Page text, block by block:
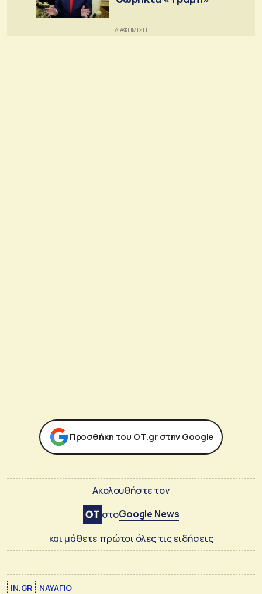
Προσθήκη του ΟΤ.gr στην Google
Ακολουθήστε τον
στοGoogle News
και μάθετε πρώτοι όλες τις ειδήσεις
IN.GR ΝΑΥΑΓΙΟ